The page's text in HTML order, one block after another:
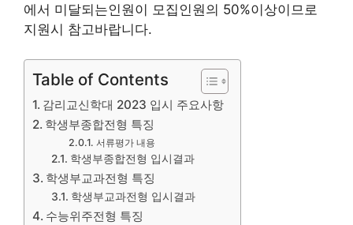
에서 미달되는인원이 모집인원의 50%이상이므로
지원시 참고바랍니다.
Table of Contents
감리교신학대 2023 입시 주요사항
학생부종합전형 특징
서류평가 내용
학생부종합전형 입시결과
학생부교과전형 특징
학생부교과전형 입시결과
수능위주전형 특징